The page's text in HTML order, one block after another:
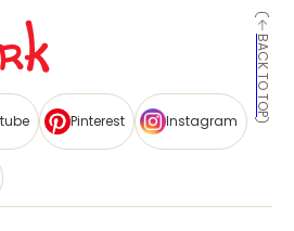
BACK TO TOP
Pinterest Instagram